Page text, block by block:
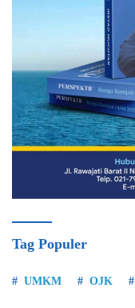
Tag Populer
UMKM OJK